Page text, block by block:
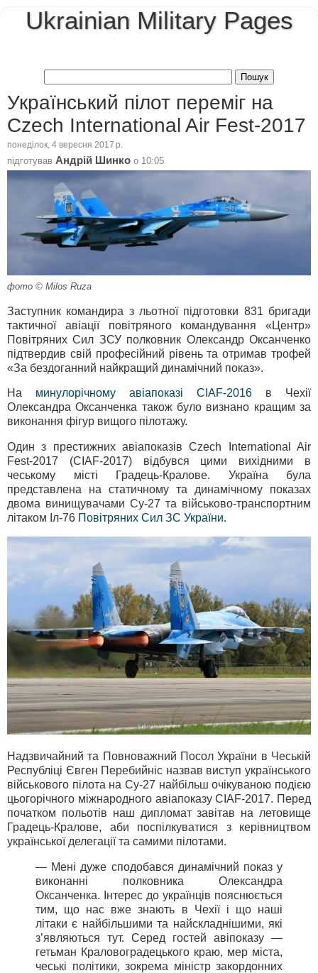
Ukrainian Military Pages
Український пілот переміг на
Czech International Air Fest-2017
понеділок, 4 вересня 2017 р.
підготував Андрій Шинко о 10:05
фото © Milos Ruza
Заступник командира з льотної підготовки 831 бригади
тактичної авіації повітряного командування «Центр»
Повітряних Сил ЗСУ полковник Олександр Оксанченко
підтвердив свій професійний рівень та отримав трофей
«За бездоганний найкращий динамічний показ».
На минулорічному авіапоказі CIAF-2016 в Чехії
Олександра Оксанченка також було визнано кращим за
виконання фігур вищого пілотажу.
Один з престижних авіапоказів Czech International Air
Fest-2017 (CIAF-2017) відбувся цими вихідними в
чеському місті Градець-Кралове. Україна була
представлена на статичному та динамічному показах
двома винищувачами Су-27 та військово-транспортним
літаком Іл-76 Повітряних Сил ЗС України.
Надзвичайний та Повноважний Посол України в Чеській
Республіці Євген Перебийніс назвав виступ українського
військового пілота на Су-27 найбільш очікуваною подією
цьогорічного міжнародного авіапоказу CIAF-2017. Перед
початком польотів наш дипломат завітав на летовище
Градець-Кралове, аби поспілкуватися з керівництвом
української делегації та самими пілотами.
— Мені дуже сподобався динамічний показ у
виконанні полковника Олександра
Оксанченка. Інтерес до українців пояснюється
тим, що нас вже знають в Чехії і що наші
літаки є найбільшими та найскладнішими, які
з’являються тут. Серед гостей авіпоказу —
гетьман Краловоградецького краю, мер міста,
чеські політики, зокрема міністр закордонних